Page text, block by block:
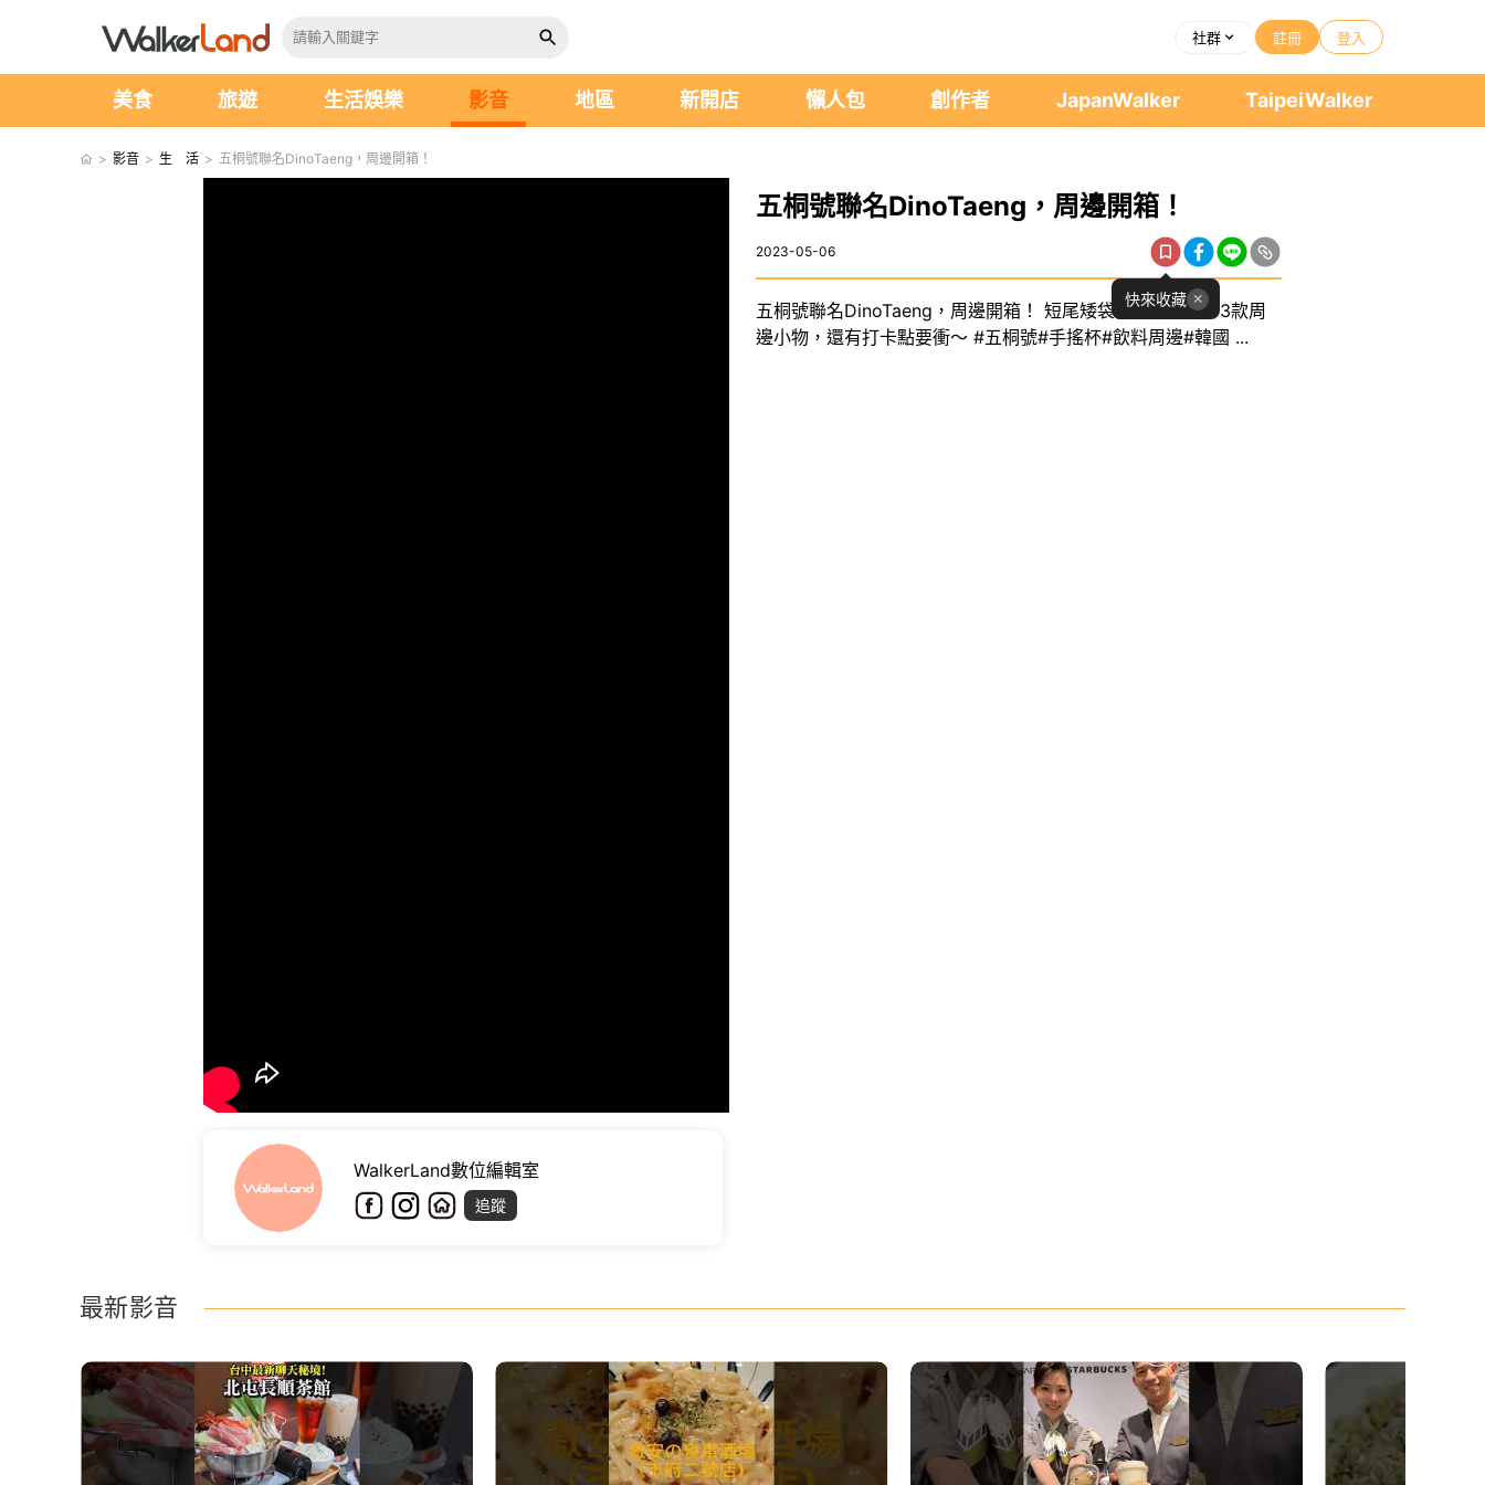
社群 註冊 登入
美食 旅遊 生活娛樂 影音 地區 新開店 懶人包 創作者 JapanWalker TaipeiWalker
> 影音 > 生 活 > 五桐號聯名DinoTaeng，周邊開箱！
五桐號聯名DinoTaeng，周邊開箱！
2023-05-06
快來收藏
五桐號聯名DinoTaeng，周邊開箱！ 短尾矮袋鼠Quokka， 3款周
邊小物，還有打卡點要衝～ #五桐號#手搖杯#飲料周邊#韓國 ...
WalkerLand數位編輯室
追蹤
最新影音